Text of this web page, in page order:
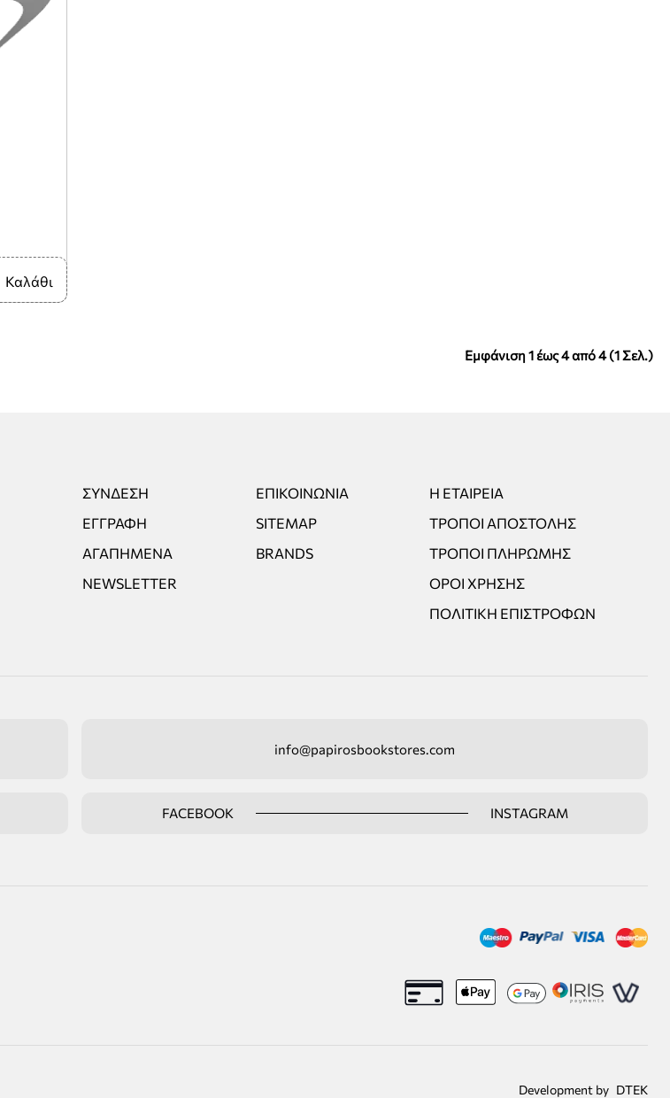
Καλάθι
Εμφάνιση 1 έως 4 από 4 (1 Σελ.)
ΣΎΝΔΕΣΗ
ΕΓΓΡΑΦΉ
ΑΓΑΠΗΜΈΝΑ
NEWSLETTER
ΕΠΙΚΟΙΝΩΝΊΑ
SITEMAP
BRANDS
Η ΕΤΑΙΡΕΊΑ
ΤΡΌΠΟΙ ΑΠΟΣΤΟΛΉΣ
ΤΡΌΠΟΙ ΠΛΗΡΩΜΉΣ
ΌΡΟΙ ΧΡΉΣΗΣ
ΠΟΛΙΤΙΚΉ ΕΠΙΣΤΡΟΦΏΝ
info@papirosbookstores.com
FACEBOOK INSTAGRAM
Development by DTEK